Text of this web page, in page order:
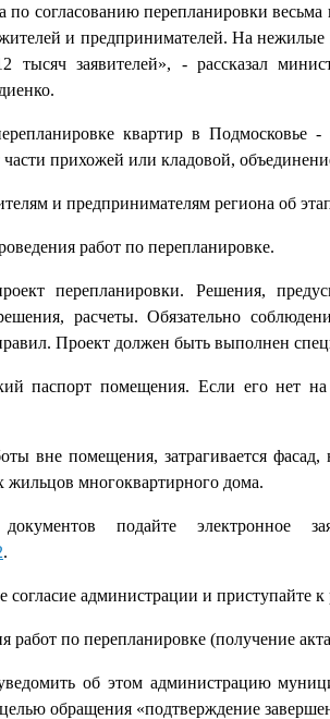
по согласованию перепланировки
и предпринимателей. На
тысяч заявителей», - рассказал
квартир в Подмосковье
прихожей или кладовой,
и предпринимателям региона об
работ по перепланировке.
перепланировки. Решения,
расчеты. Обязательно
Проект должен быть выполнен
паспорт помещения. Если его нет
вне помещения, затрагивается
жильцов многоквартирного дома.
подайте электронное
.
администрации и приступайте к
работ по перепланировке (получение
об этом администрацию
обращения «подтверждение